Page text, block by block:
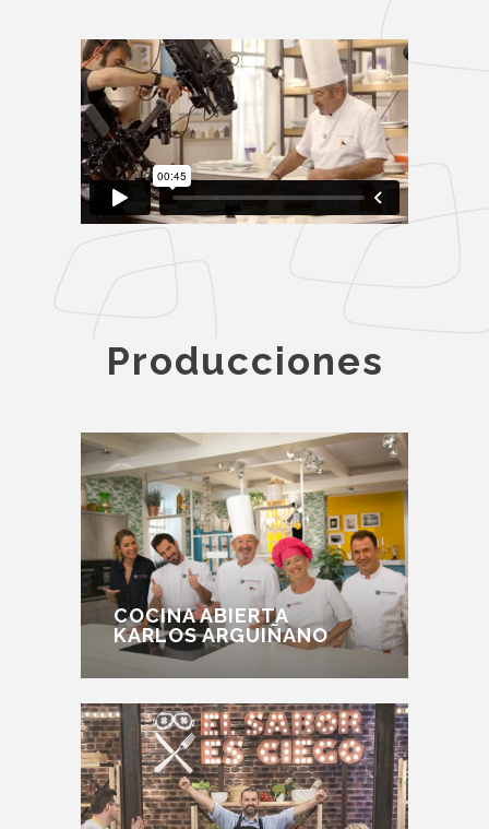
Producciones
COCINA ABIERTA
KARLOS ARGUIÑANO